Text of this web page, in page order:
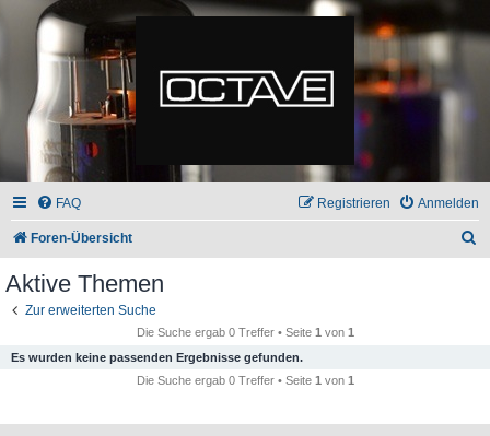
FAQ Anmelden
Registrieren
Foren-Übersicht
Aktive Themen
Zur erweiterten Suche
Die Suche ergab 0 Treffer • Seite 1von 1
Es wurden keine passenden Ergebnisse gefunden.
Die Suche ergab 0 Treffer • Seite 1von 1